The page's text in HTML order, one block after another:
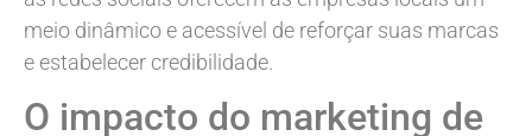
meio dinâmico e acessível de reforçar suas marcas
e estabelecer credibilidade.
O impacto do marketing de